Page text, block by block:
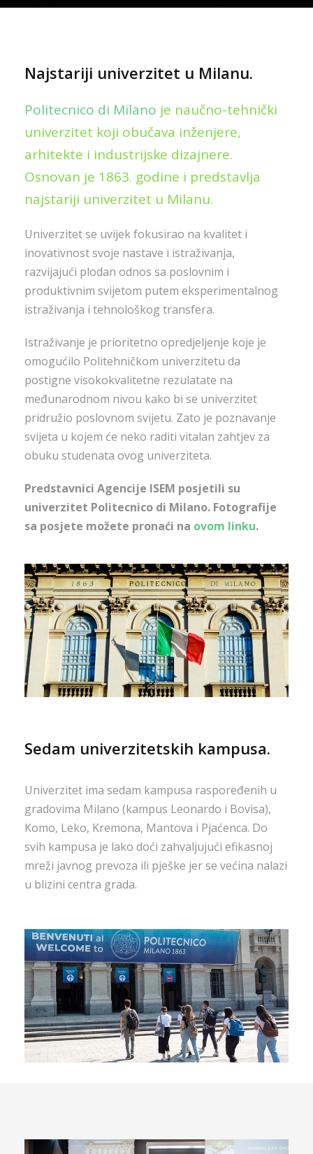
Najstariji univerzitet u Milanu.
Politecnico di Milano je naučno-tehnički
univerzitet koji obučava inženjere,
arhitekte i industrijske dizajnere.
Osnovan je 1863. godine i predstavlja
najstariji univerzitet u Milanu.
Univerzitet se uvijek fokusirao na kvalitet i
inovativnost svoje nastave i istraživanja,
razvijajući plodan odnos sa poslovnim i
produktivnim svijetom putem eksperimentalnog
istraživanja i tehnološkog transfera.
Istraživanje je prioritetno opredjeljenje koje je
omogućilo Politehničkom univerzitetu da
postigne visokokvalitetne rezulatate na
međunarodnom nivou kako bi se univerzitet
pridružio poslovnom svijetu. Zato je poznavanje
svijeta u kojem će neko raditi vitalan zahtjev za
obuku studenata ovog univerziteta.
Predstavnici Agencije ISEM posjetili su
univerzitet Politecnico di Milano. Fotografije
sa posjete možete pronaći na ovom linku.
Sedam univerzitetskih kampusa.
Univerzitet ima sedam kampusa raspoređenih u
gradovima Milano (kampus Leonardo i Bovisa),
Komo, Leko, Kremona, Mantova i Pjaćenca. Do
svih kampusa je lako doći zahvaljujući efikasnoj
mreži javnog prevoza ili pješke jer se većina nalazi
u blizini centra grada.